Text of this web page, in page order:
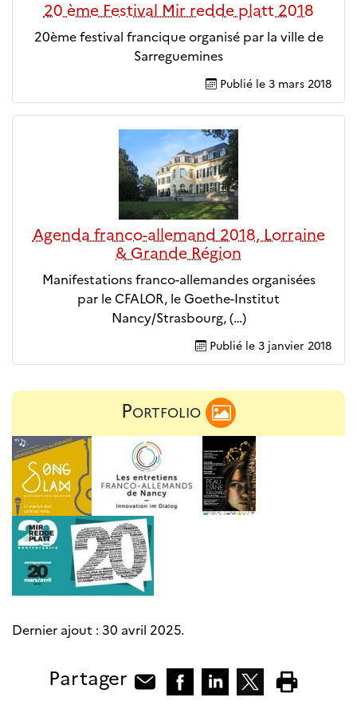
20 ème Festival Mir redde platt 2018
20ème festival francique organisé par la ville de
Sarreguemines
Publié le 3 mars 2018
Agenda franco-allemand 2018, Lorraine
& Grande Région
Manifestations franco-allemandes organisées
par le CFALOR, le Goethe-Institut
Nancy/Strasbourg, (…)
Publié le 3 janvier 2018
Portfolio
Dernier ajout : 30 avril 2025.
Partager